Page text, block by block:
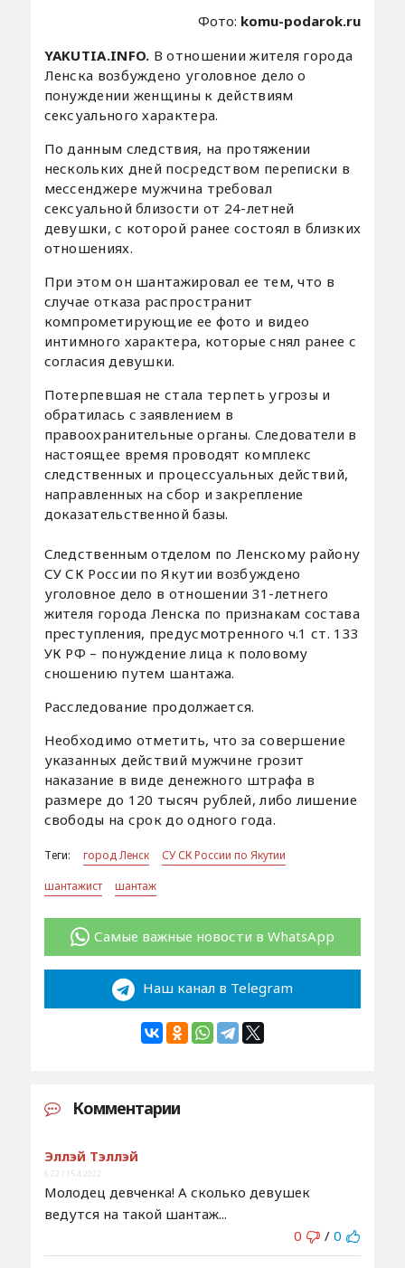
Фото: komu-podarok.ru
YAKUTIA.INFO. В отношении жителя города
Ленска возбуждено уголовное дело о
понуждении женщины к действиям
сексуального характера.
По данным следствия, на протяжении
нескольких дней посредством переписки в
мессенджере мужчина требовал
сексуальной близости от 24-летней
девушки, с которой ранее состоял в близких
отношениях.
При этом он шантажировал ее тем, что в
случае отказа распространит
компрометирующие ее фото и видео
интимного характера, которые снял ранее с
согласия девушки.
Потерпевшая не стала терпеть угрозы и
обратилась с заявлением в
правоохранительные органы. Следователи в
настоящее время проводят комплекс
следственных и процессуальных действий,
направленных на сбор и закрепление
доказательственной базы.
Следственным отделом по Ленскому району
СУ СК России по Якутии возбуждено
уголовное дело в отношении 31-летнего
жителя города Ленска по признакам состава
преступления, предусмотренного ч.1 ст. 133
УК РФ – понуждение лица к половому
сношению путем шантажа.
Расследование продолжается.
Необходимо отметить, что за совершение
указанных действий мужчине грозит
наказание в виде денежного штрафа в
размере до 120 тысяч рублей, либо лишение
свободы на срок до одного года.
Теги: город Ленск
СУ СК России по Якутии
шантажист
шантаж
Самые важные новости в WhatsApp
Наш канал в Telegram
Комментарии
Эллэй Тэллэй
6:22 / 15.4.2022
Молодец девченка! А сколько девушек
ведутся на такой шантаж...
0
/ 0